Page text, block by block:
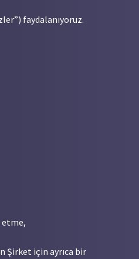
faydalanıyoruz.
etme,
Şirket için ayrıca bir